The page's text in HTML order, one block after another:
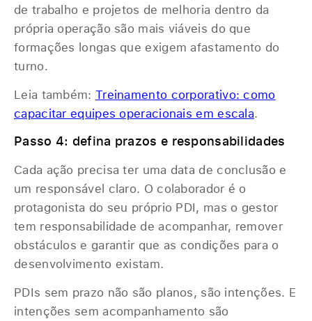
de trabalho e projetos de melhoria dentro da
própria operação são mais viáveis do que
formações longas que exigem afastamento do
turno.
Leia também: Treinamento corporativo: como
capacitar equipes operacionais em escala.
Passo 4: defina prazos e responsabilidades
Cada ação precisa ter uma data de conclusão e
um responsável claro. O colaborador é o
protagonista do seu próprio PDI, mas o gestor
tem responsabilidade de acompanhar, remover
obstáculos e garantir que as condições para o
desenvolvimento existam.
PDIs sem prazo não são planos, são intenções. E
intenções sem acompanhamento são